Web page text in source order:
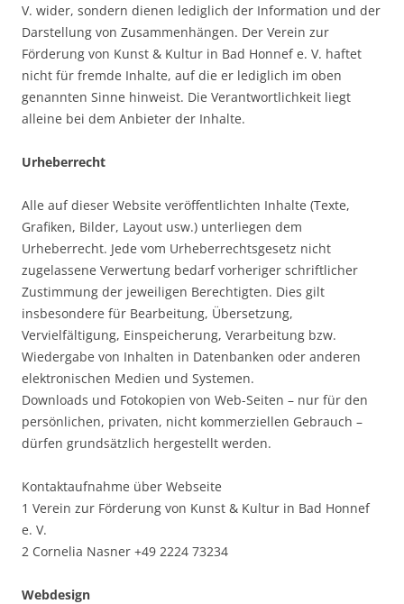
V. wider, sondern dienen lediglich der Information und der
Darstellung von Zusammenhängen. Der Verein zur
Förderung von Kunst & Kultur in Bad Honnef e. V. haftet
nicht für fremde Inhalte, auf die er lediglich im oben
genannten Sinne hinweist. Die Verantwortlichkeit liegt
alleine bei dem Anbieter der Inhalte.
Urheberrecht
Alle auf dieser Website veröffentlichten Inhalte (Texte,
Grafiken, Bilder, Layout usw.) unterliegen dem
Urheberrecht. Jede vom Urheberrechtsgesetz nicht
zugelassene Verwertung bedarf vorheriger schriftlicher
Zustimmung der jeweiligen Berechtigten. Dies gilt
insbesondere für Bearbeitung, Übersetzung,
Vervielfältigung, Einspeicherung, Verarbeitung bzw.
Wiedergabe von Inhalten in Datenbanken oder anderen
elektronischen Medien und Systemen.
Downloads und Fotokopien von Web-Seiten – nur für den
persönlichen, privaten, nicht kommerziellen Gebrauch –
dürfen grundsätzlich hergestellt werden.
Kontaktaufnahme über Webseite
1 Verein zur Förderung von Kunst & Kultur in Bad Honnef
e. V.
2 Cornelia Nasner +49 2224 73234
Webdesign